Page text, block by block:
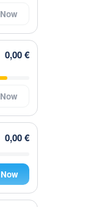
0,00 €
0,00 €